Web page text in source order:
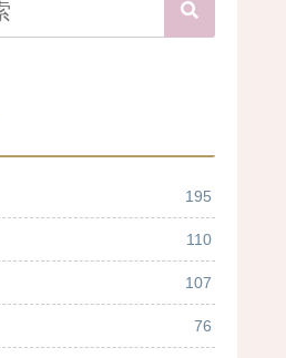
195
110
107
76